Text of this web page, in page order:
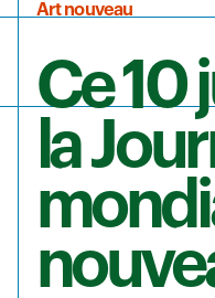
Art nouveau
Ce 10
la